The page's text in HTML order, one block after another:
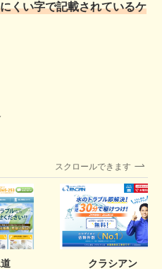
くい字で記載されているケ
スクロールできます
クラシアン